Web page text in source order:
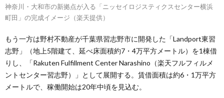
神奈川・大和市の新拠点が入る「ニッセイロジスティクスセンター横浜
町田」の完成イメージ（楽天提供）
もう一方は野村不動産が千葉県習志野市に開発した「Landport東習
志野」（地上5階建て、延べ床面積約7・4万平方メートル）を1棟借
りし、「Rakuten Fulfillment Center Narashino（楽天フルフィルメ
ントセンター習志野）」として展開する。賃借面積は約6・1万平方
メートルで、稼働開始は20年中頃を見込む。